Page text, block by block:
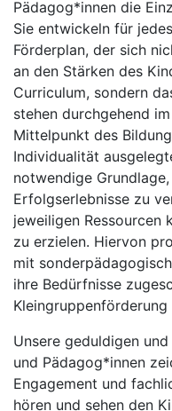
Pädagog*innen die
Sie entwickeln für
Förderplan, der sich
an den Stärken des
Curriculum, sondern
stehen durchgehend
Mittelpunkt des
Individualität
notwendige
Erfolgserlebnisse zu
jeweiligen
zu erzielen. Hiervon
mit
ihre Bedürfnisse
Kleingruppenförderung
Unsere geduldigen
und Pädagog*innen
Engagement und
hören und sehen den